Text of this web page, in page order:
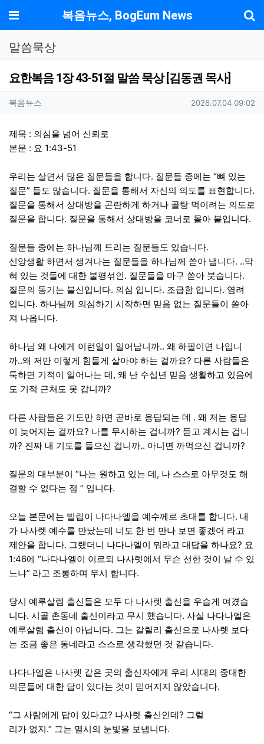
메뉴 복음뉴스, BogEum News
말씀묵상
요한복음 1장 43-51절 말씀 묵상 [김동권 목사]
작성자 정보
복음뉴스 작성일
2026.07.04 09:02
컨텐츠 정보
본문
제목 : 의심을 넘어 신뢰로
본문 : 요 1:43-51
우리는 살면서 많은 질문들을 합니다. 질문들 중에는 “뼈 있는
질문” 들도 많습니다. 질문을 통해서 자신의 의도를 표현합니다.
질문을 통해서 상대방을 곤란하게 하거나 골탕 먹이려는 의도로
질문을 합니다. 질문을 통해서 상대방을 코너로 몰아 붙입니다.
질문들 중에는 하나님께 드리는 질문들도 있습니다.
신앙생활 하면서 생겨나는 질문들을 하나님께 쏟아 냅니다. ..막
혀 있는 것들에 대한 불평섞인. 질문들을 마구 쏟아 붓습니다.
질문의 동기는 불신입니다. 의심 입니다. 조급함 입니다. 염려
입니다. 하나님께 의심하기 시작하면 믿음 없는 질문들이 쏟아
져 나옵니다.
하나님 왜 나에게 이런일이 일어납니까.. 왜 하필이면 나입니
까..왜 저만 이렇게 힘들게 살아야 하는 걸까요? 다른 사람들은
툭하면 기적이 일어나는 데, 왜 난 수십년 믿음 생활하고 있음에
도 기적 근처도 못 갑니까?
다른 사람들은 기도만 하면 곧바로 응답되는 데 . 왜 저는 응답
이 늦어지는 걸까요? 나를 무시하는 겁니까? 듣고 계시는 겁니
까? 진짜 내 기도를 들으신 겁니까.. 아니면 까먹으신 겁니까?
질문의 대부분이 “나는 원하고 있는 데, 나 스스로 아무것도 해
결할 수 없다는 점 ” 입니다.
오늘 본문에는 빌립이 나다나엘을 예수께로 초대를 합니다. 내
가 나사렛 예수를 만났는데 너도 한 번 만나 보면 좋겠어 라고
제안을 합니다. 그랬더니 나다나엘이 뭐라고 대답을 하나요? 요
1:46에 “나다나엘이 이르되 나사렛에서 무슨 선한 것이 날 수 있
느냐” 라고 조롱하며 무시 합니다.
당시 예루살렘 출신들은 모두 다 나사렛 출신을 우습게 여겼습
니다. 시골 촌동네 출신이라고 무시 했습니다. 사실 나다나엘은
예루살렘 출신이 아닙니다. 그는 갈릴리 출신으로 나사렛 보다
는 조금 좋은 동네라고 스스로 생각했던 것 같습니다.
나다나엘은 나사렛 같은 곳의 출신자에게 우리 시대의 중대한
의문들에 대한 답이 있다는 것이 믿어지지 않았습니다.
“그 사람에게 답이 있다고? 나사렛 출신인데? 그럴
리가 없지.” 그는 멸시의 눈빛을 보냅니다.